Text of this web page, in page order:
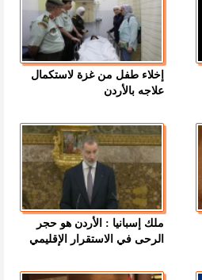
إخلاء طفل من غزة لاستكمال
علاجه بالأردن
ملك إسبانيا : الأردن هو حجر
الرحى في الاستقرار الإقليمي